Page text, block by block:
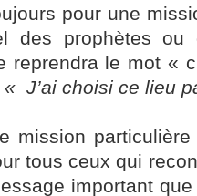
pour une
des prophètes
reprendra le mot «
« J’ai choisi ce lieu
mission
tous ceux qui
important